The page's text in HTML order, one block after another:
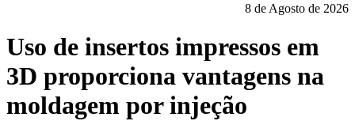
8 de Agosto de 2026
Uso de insertos impressos em
3D proporciona vantagens na
moldagem por injeção